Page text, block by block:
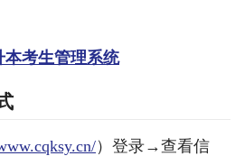
本考生管理系统
）登录→查看信